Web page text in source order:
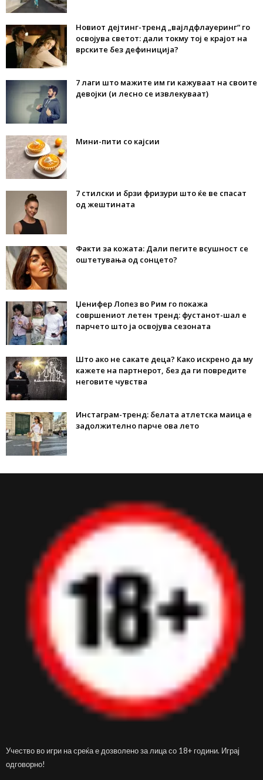
Новиот дејтинг-тренд „вајлдфлауеринг“ го
освојува светот: дали токму тој е крајот на
врските без дефиниција?
7 лаги што мажите им ги кажуваат на своите
девојки (и лесно се извлекуваат)
Мини-пити со кајсии
7 стилски и брзи фризури што ќе ве спасат
од жештината
Факти за кожата: Дали пегите всушност се
оштетувања од сонцето?
Џенифер Лопез во Рим го покажа
совршениот летен тренд: фустанот-шал е
парчето што ја освојува сезоната
Што ако не сакате деца? Како искрено да му
кажете на партнерот, без да ги повредите
неговите чувства
Инстаграм-тренд: белата атлетска маица е
задолжително парче ова лето
Учество во игри на среќа е дозволено за лица со 18+ години. Играј
одговорно!